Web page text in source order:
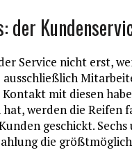
der
Service nicht erst,
mit diesen
werden die
geschickt.
die